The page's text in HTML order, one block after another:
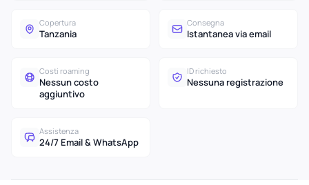
Copertura
Tanzania
Consegna
Istantanea via email
Costi roaming
Nessun costo
aggiuntivo
ID richiesto
Nessuna registrazione
Assistenza
24/7 Email & WhatsApp